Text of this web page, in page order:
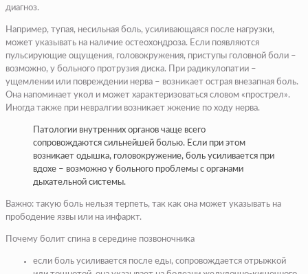
диагноз.
Например, тупая, несильная боль, усиливающаяся после нагрузки,
может указывать на наличие остеохондроза. Если появляются
пульсирующие ощущения, головокружения, приступы головной боли –
возможно, у больного протрузия диска. При радикулопатии –
ущемлении или повреждении нерва – возникает острая внезапная боль.
Она напоминает укол и может характеризоваться словом «прострел».
Иногда также при невралгии возникает жжение по ходу нерва.
Патологии внутренних органов чаще всего
сопровождаются сильнейшей болью. Если при этом
возникает одышка, головокружение, боль усиливается при
вдохе – возможно у больного проблемы с органами
дыхательной системы.
Важно: такую боль нельзя терпеть, так как она может указывать на
прободение язвы или на инфаркт.
Почему болит спина в середине позвоночника
если боль усиливается после еды, сопровождается отрыжкой